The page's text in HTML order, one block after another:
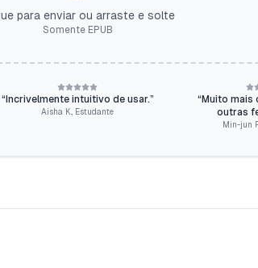
para enviar ou arraste e solte
Somente EPUB
“ Incrivelmente intuitivo de usar.”
Aisha K. Estudante
“ Muito mais
outras
Min-jun